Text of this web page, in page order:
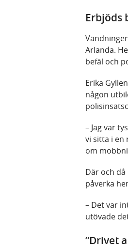
Erbjöds
Arlanda.
befäl och
Erika
någon
– Jag var
vi sitta i en
om
Där och
påverka
– Det var
utövade
”Drivet